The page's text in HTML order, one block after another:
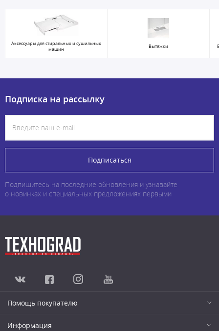
Аксессуары для стиральных и сушильных
машин
Вытяжки
Подписка на рассылку
Подписаться
Подпишитесь на последние обновления и узнавайте
о новинках и специальных предложениях первыми
Помощь покупателю
Информация